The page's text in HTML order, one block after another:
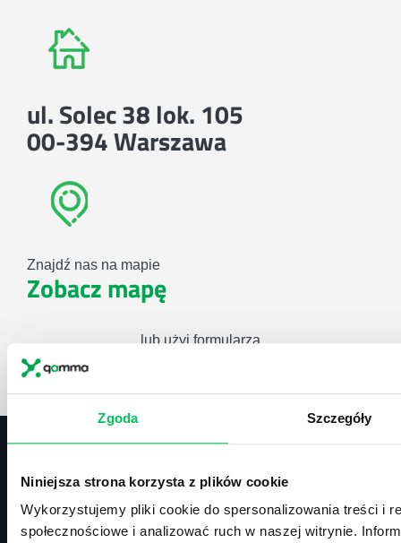
Zgoda Szczegóły
Niniejsza strona korzysta z plików cookie
Wykorzystujemy pliki cookie do spersonalizowania treści i
społecznościowe i analizować ruch w naszej witrynie.
ul. Solec 38 lok. 105
00-394 Warszawa
Znajdź nas na mapie
Zobacz mapę
lub użyj formularza
biuro@projektgamma.pl